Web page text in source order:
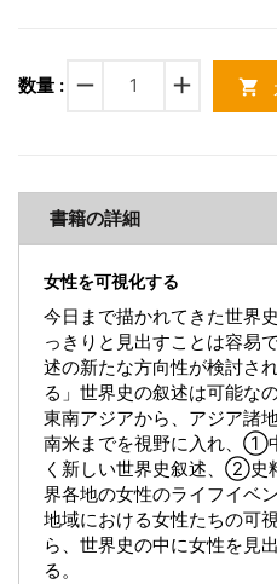
数量 : remove add shopping_cart
書籍の詳細
女性を可視化する
今日まで描かれてきた世界
っきりと見出すことは容易
述の新たな方向性が検討さ
る」世界史の叙述は可能なの
東南アジアから、アジア諸
南米までを視野に入れ、①
く新しい世界史叙述、②史
界各地の女性のライフイ
地域における女性たちの可
ら、世界史の中に女性を見
る。